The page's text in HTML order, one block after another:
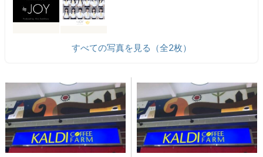
すべての写真を見る（全2枚）